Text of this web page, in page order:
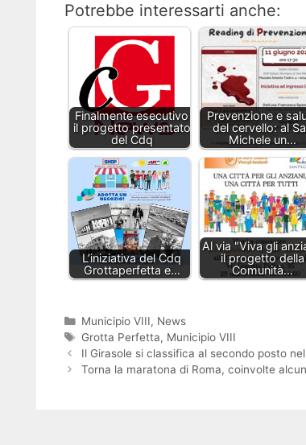
Potrebbe interessarti anche:
Finalmente esecutivo
il progetto presentato
del Cdq
Prevenzione e
del cervello: al
Michele un…
L’iniziativa del Cdq
Grottaperfetta e…
Al via "Viva gli
il progetto della
Comunità…
Categorie
Municipio VIII, News
Tag
Grotta Perfetta, Municipio VIII
Il Girasole si classifica al secondo posto
Torna la maratona di Roma, coinvolte